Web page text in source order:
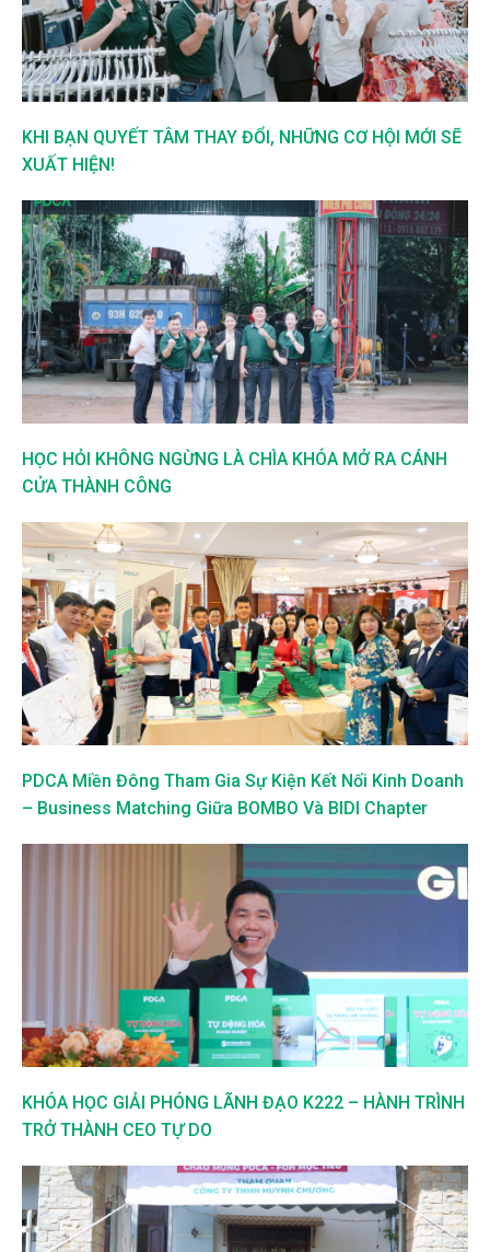
KHI BẠN QUYẾT TÂM THAY ĐỔI, NHỮNG CƠ HỘI MỚI SẼ
XUẤT HIỆN!
HỌC HỎI KHÔNG NGỪNG LÀ CHÌA KHÓA MỞ RA CÁNH
CỬA THÀNH CÔNG
PDCA Miền Đông Tham Gia Sự Kiện Kết Nối Kinh Doanh
– Business Matching Giữa BOMBO Và BIDI Chapter
KHÓA HỌC GIẢI PHÓNG LÃNH ĐẠO K222 – HÀNH TRÌNH
TRỞ THÀNH CEO TỰ DO